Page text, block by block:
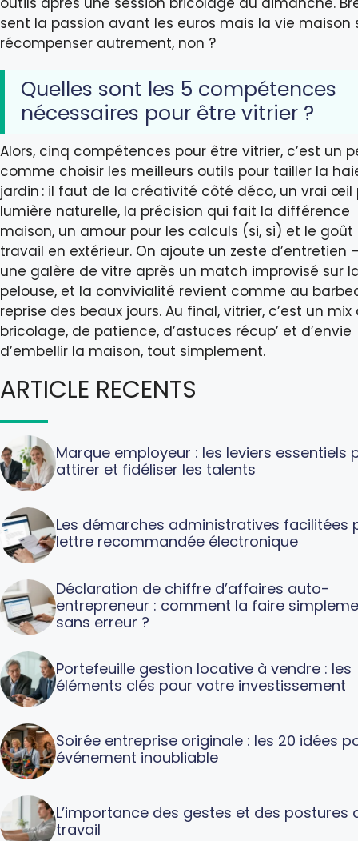
sent la passion avant les euros mais la vie maison
récompenser autrement, non ?
Quelles sont les 5 compétences
nécessaires pour être vitrier ?
Alors, cinq compétences pour être vitrier, c’est un
comme choisir les meilleurs outils pour tailler la
jardin : il faut de la créativité côté déco, un vrai œil
lumière naturelle, la précision qui fait la différence
maison, un amour pour les calculs (si, si) et le goût
travail en extérieur. On ajoute un zeste d’entretien
une galère de vitre après un match improvisé sur
pelouse, et la convivialité revient comme au
reprise des beaux jours. Au final, vitrier, c’est un mix
bricolage, de patience, d’astuces récup’ et d’envie
d’embellir la maison, tout simplement.
ARTICLE RECENTS
Marque employeur : les leviers essentiels
attirer et fidéliser les talents
Les démarches administratives facilitées
lettre recommandée électronique
Déclaration de chiffre d’affaires auto-
entrepreneur : comment la faire
sans erreur ?
Portefeuille gestion locative à vendre : les
éléments clés pour votre investissement
Soirée entreprise originale : les 20 idées
événement inoubliable
L’importance des gestes et des postures
travail